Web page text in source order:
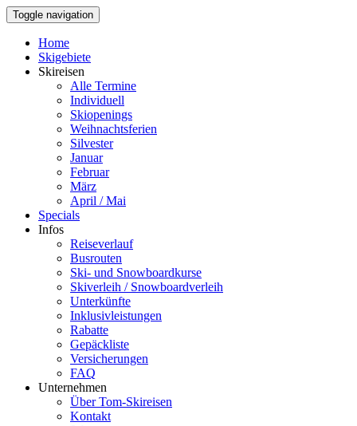
Toggle navigation
Home
Skigebiete
Skireisen
Alle Termine
Individuell
Skiopenings
Weihnachtsferien
Silvester
Januar
Februar
März
April / Mai
Specials
Infos
Reiseverlauf
Busrouten
Ski- und Snowboardkurse
Skiverleih / Snowboardverleih
Unterkünfte
Inklusivleistungen
Rabatte
Gepäckliste
Versicherungen
FAQ
Unternehmen
Über Tom-Skireisen
Kontakt